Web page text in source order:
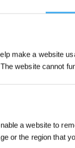
make a website
website cannot
a website to
or the region that